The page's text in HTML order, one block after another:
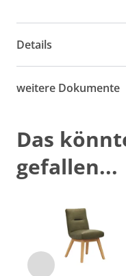
Details
weitere Dokumente
Das
gefallen...